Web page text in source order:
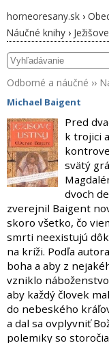
horneoresany.sk ›
Náučné knihy ›
Odborné a náučné ››
Michael Baigent
Pred
k trojici
svätý
dvoch
zverejnil Baigent
skoro všetko, čo
smrti neexistujú
na kríži. Podľa
boha a aby z
vzniklo
aby každý človek
do nebeského
a dal sa ovplyvniť
polemiky so